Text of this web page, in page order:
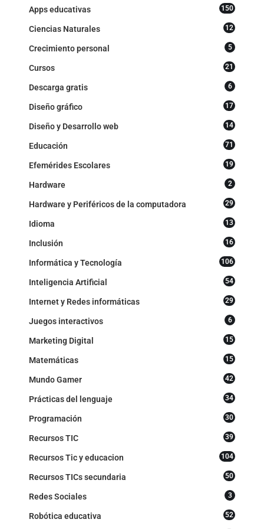
Apps educativas 150
Ciencias Naturales 12
Crecimiento personal 5
Cursos 21
Descarga gratis 6
Diseño gráfico 17
Diseño y Desarrollo web 14
Educación 71
Efemérides Escolares 19
Hardware 2
Hardware y Periféricos de la computadora 29
Idioma 13
Inclusión 16
Informática y Tecnología 106
Inteligencia Artificial 54
Internet y Redes informáticas 29
Juegos interactivos 6
Marketing Digital 15
Matemáticas 15
Mundo Gamer 42
Prácticas del lenguaje 34
Programación 30
Recursos TIC 39
Recursos Tic y educacion 104
Recursos TICs secundaria 50
Redes Sociales 3
Robótica educativa 52